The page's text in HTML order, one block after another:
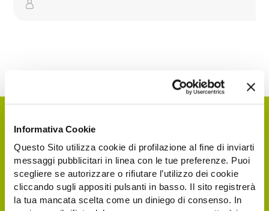
Informativa Cookie
Questo Sito utilizza cookie di profilazione al fine di inviarti
messaggi pubblicitari in linea con le tue preferenze. Puoi
scegliere se autorizzare o rifiutare l’utilizzo dei cookie
cliccando sugli appositi pulsanti in basso. Il sito registrerà
la tua mancata scelta come un diniego di consenso. In